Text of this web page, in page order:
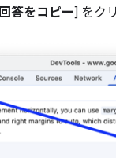
回答をコピー] をク